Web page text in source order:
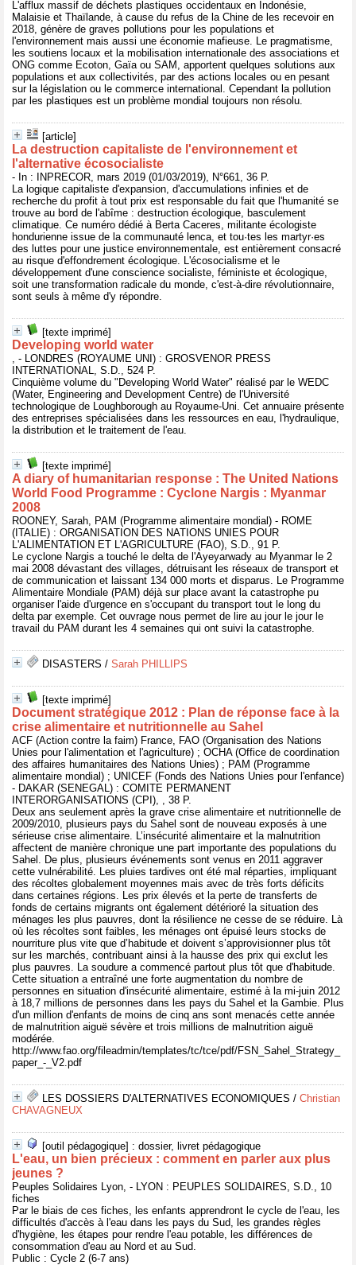
L'afflux massif de déchets plastiques occidentaux en Indonésie,
Malaisie et Thaïlande, à cause du refus de la Chine de les recevoir en
2018, génère de graves pollutions pour les populations et
l'environnement mais aussi une économie mafieuse. Le pragmatisme,
les soutiens locaux et la mobilisation internationale des associations et
ONG comme Ecoton, Gaïa ou SAM, apportent quelques solutions aux
populations et aux collectivités, par des actions locales ou en pesant
sur la législation ou le commerce international. Cependant la pollution
par les plastiques est un problème mondial toujours non résolu.
[article]
La destruction capitaliste de l'environnement et
l'alternative écosocialiste
- In : INPRECOR, mars 2019 (01/03/2019), N°661, 36 P.
La logique capitaliste d'expansion, d'accumulations infinies et de
recherche du profit à tout prix est responsable du fait que l'humanité se
trouve au bord de l'abîme : destruction écologique, basculement
climatique. Ce numéro dédié à Berta Caceres, militante écologiste
hondurienne issue de la communauté lenca, et tou·tes les martyr·es
des luttes pour une justice environnementale, est entièrement consacré
au risque d'effondrement écologique. L'écosocialisme et le
développement d'une conscience socialiste, féministe et écologique,
soit une transformation radicale du monde, c'est-à-dire révolutionnaire,
sont seuls à même d'y répondre.
[texte imprimé]
Developing world water
, - LONDRES (ROYAUME UNI) : GROSVENOR PRESS
INTERNATIONAL, S.D., 524 P.
Cinquième volume du "Developing World Water" réalisé par le WEDC
(Water, Engineering and Development Centre) de l'Université
technologique de Loughborough au Royaume-Uni. Cet annuaire présente
des entreprises spécialisées dans les ressources en eau, l'hydraulique,
la distribution et le traitement de l'eau.
[texte imprimé]
A diary of humanitarian response : The United Nations
World Food Programme : Cyclone Nargis : Myanmar
2008
ROONEY, Sarah, PAM (Programme alimentaire mondial) - ROME
(ITALIE) : ORGANISATION DES NATIONS UNIES POUR
L'ALIMENTATION ET L'AGRICULTURE (FAO), S.D., 91 P.
Le cyclone Nargis a touché le delta de l'Ayeyarwady au Myanmar le 2
mai 2008 dévastant des villages, détruisant les réseaux de transport et
de communication et laissant 134 000 morts et disparus. Le Programme
Alimentaire Mondiale (PAM) déjà sur place avant la catastrophe pu
organiser l'aide d'urgence en s'occupant du transport tout le long du
delta par exemple. Cet ouvrage nous permet de lire au jour le jour le
travail du PAM durant les 4 semaines qui ont suivi la catastrophe.
DISASTERS / Sarah PHILLIPS
[texte imprimé]
Document stratégique 2012 : Plan de réponse face à la
crise alimentaire et nutritionnelle au Sahel
ACF (Action contre la faim) France, FAO (Organisation des Nations
Unies pour l'alimentation et l'agriculture) ; OCHA (Office de coordination
des affaires humanitaires des Nations Unies) ; PAM (Programme
alimentaire mondial) ; UNICEF (Fonds des Nations Unies pour l'enfance)
- DAKAR (SENEGAL) : COMITE PERMANENT
INTERORGANISATIONS (CPI), , 38 P.
Deux ans seulement après la grave crise alimentaire et nutritionnelle de
2009/2010, plusieurs pays du Sahel sont de nouveau exposés à une
sérieuse crise alimentaire. L’insécurité alimentaire et la malnutrition
affectent de manière chronique une part importante des populations du
Sahel. De plus, plusieurs événements sont venus en 2011 aggraver
cette vulnérabilité. Les pluies tardives ont été mal réparties, impliquant
des récoltes globalement moyennes mais avec de très forts déficits
dans certaines régions. Les prix élevés et la perte de transferts de
fonds de certains migrants ont également détérioré la situation des
ménages les plus pauvres, dont la résilience ne cesse de se réduire. Là
où les récoltes sont faibles, les ménages ont épuisé leurs stocks de
nourriture plus vite que d’habitude et doivent s’approvisionner plus tôt
sur les marchés, contribuant ainsi à la hausse des prix qui exclut les
plus pauvres. La soudure a commencé partout plus tôt que d'habitude.
Cette situation a entraîné une forte augmentation du nombre de
personnes en situation d'insécurité alimentaire, estimé à la mi-juin 2012
à 18,7 millions de personnes dans les pays du Sahel et la Gambie. Plus
d'un million d'enfants de moins de cinq ans sont menacés cette année
de malnutrition aiguë sévère et trois millions de malnutrition aiguë
modérée.
http://www.fao.org/fileadmin/templates/tc/tce/pdf/FSN_Sahel_Strategy_
paper_-_V2.pdf
LES DOSSIERS D'ALTERNATIVES ECONOMIQUES / Christian
CHAVAGNEUX
[outil pédagogique] : dossier, livret pédagogique
L'eau, un bien précieux : comment en parler aux plus
jeunes ?
Peuples Solidaires Lyon, - LYON : PEUPLES SOLIDAIRES, S.D., 10
fiches
Par le biais de ces fiches, les enfants apprendront le cycle de l'eau, les
difficultés d'accès à l'eau dans les pays du Sud, les grandes règles
d'hygiène, les étapes pour rendre l'eau potable, les différences de
consommation d'eau au Nord et au Sud.
Public : Cycle 2 (6-7 ans)